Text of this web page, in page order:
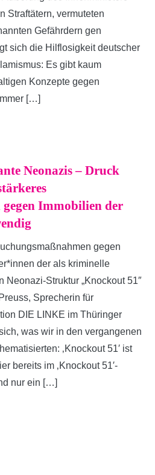
Straftätern, vermuteten
Gefährdern gen
sich die Hilflosigkeit deutscher
Es gibt kaum
Konzepte gegen
[…]
Neonazis – Druck
Immobilien der
gegen
der als kriminelle
Neonazi-Struktur „Knockout 51″
Sprecherin für
DIE LINKE im Thüringer
was wir in den vergangenen
‚Knockout 51′ ist
bereits im ‚Knockout 51′-
nur ein […]